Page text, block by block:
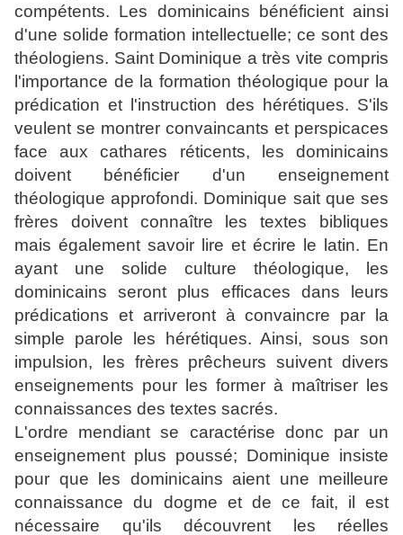
compétents. Les dominicains bénéficient ainsi
d'une solide formation intellectuelle; ce sont des
théologiens. Saint Dominique a très vite compris
l'importance de la formation théologique pour la
prédication et l'instruction des hérétiques. S'ils
veulent se montrer convaincants et perspicaces
face aux cathares réticents, les dominicains
doivent bénéficier d'un enseignement
théologique approfondi. Dominique sait que ses
frères doivent connaître les textes bibliques
mais également savoir lire et écrire le latin. En
ayant une solide culture théologique, les
dominicains seront plus efficaces dans leurs
prédications et arriveront à convaincre par la
simple parole les hérétiques. Ainsi, sous son
impulsion, les frères prêcheurs suivent divers
enseignements pour les former à maîtriser les
connaissances des textes sacrés.
L'ordre mendiant se caractérise donc par un
enseignement plus poussé; Dominique insiste
pour que les dominicains aient une meilleure
connaissance du dogme et de ce fait, il est
nécessaire qu'ils découvrent les réelles